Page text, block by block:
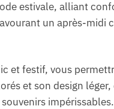
estivale, alliant
un après-midi
et festif, vous
et son design
impérissables.